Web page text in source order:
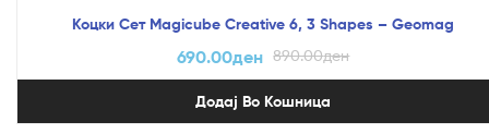
Коцки Сет Magicube Creative 6, 3 Shapes – Geomag
890.00ден
690.00ден
Додај Во Кошница